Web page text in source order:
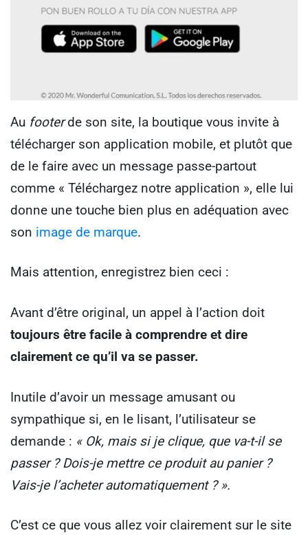
Au footerde son site, la boutique vous invite à
télécharger son application mobile, et plutôt que
de le faire avec un message passe-partout
comme « Téléchargez notre application », elle lui
donne une touche bien plus en adéquation avec
son image de marque.
Mais attention, enregistrez bien ceci :
Avant d’être original, un appel à l’action doit
toujours être facile à comprendre et dire
clairement ce qu’il va se passer.
Inutile d’avoir un message amusant ou
sympathique si, en le lisant, l’utilisateur se
demande : « Ok, mais si je clique, que va-t-il se
passer ? Dois-je mettre ce produit au panier ?
Vais-je l’acheter automatiquement ? ».
C’est ce que vous allez voir clairement sur le site